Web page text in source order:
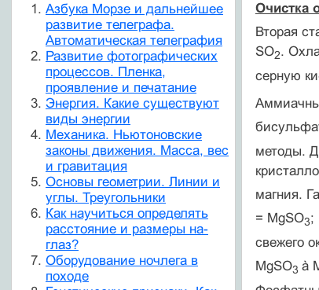
Очистка
Вторая
SO2.
серную
методы.
магния.
= MgSO3;
свежего
MgSO3 à
Азбука Морзе и дальнейшее
развитие телеграфа.
Автоматическая телеграфия
Развитие фотографических
процессов. Пленка,
проявление и печатание
Энергия. Какие существуют
виды энергии
Механика. Ньютоновские
законы движения. Масса, вес
и гравитация
Основы геометрии. Линии и
углы. Треугольники
Как научиться определять
расстояние и размеры на-
глаз?
Оборудование ночлега в
походе